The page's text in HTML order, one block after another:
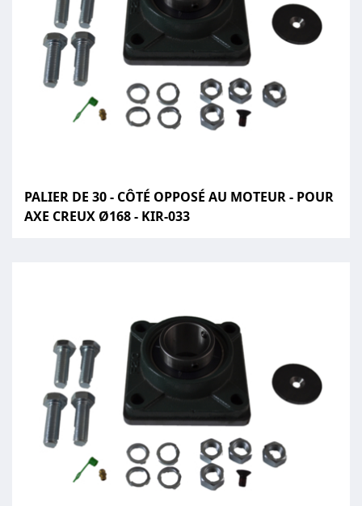
PALIER DE 30 - CÔTÉ OPPOSÉ AU MOTEUR - POUR
AXE CREUX Ø168 - KIR-033